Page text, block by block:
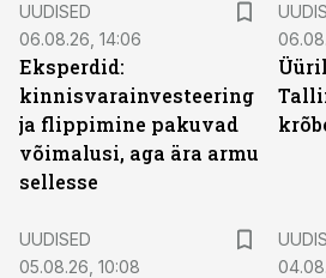
UUDISED
06.08.26, 14:06
Eksperdid:
kinnisvarainvesteering
ja flippimine pakuvad
võimalusi, aga ära armu
sellesse
UUDISED
05.08.26, 10:08